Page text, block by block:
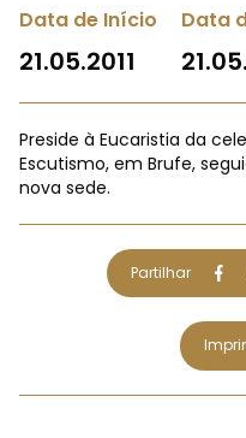
Data de Início
21.05.2011
Data
Preside à Eucaristia da
Escutismo, em Brufe,
nova sede.
Partilhar